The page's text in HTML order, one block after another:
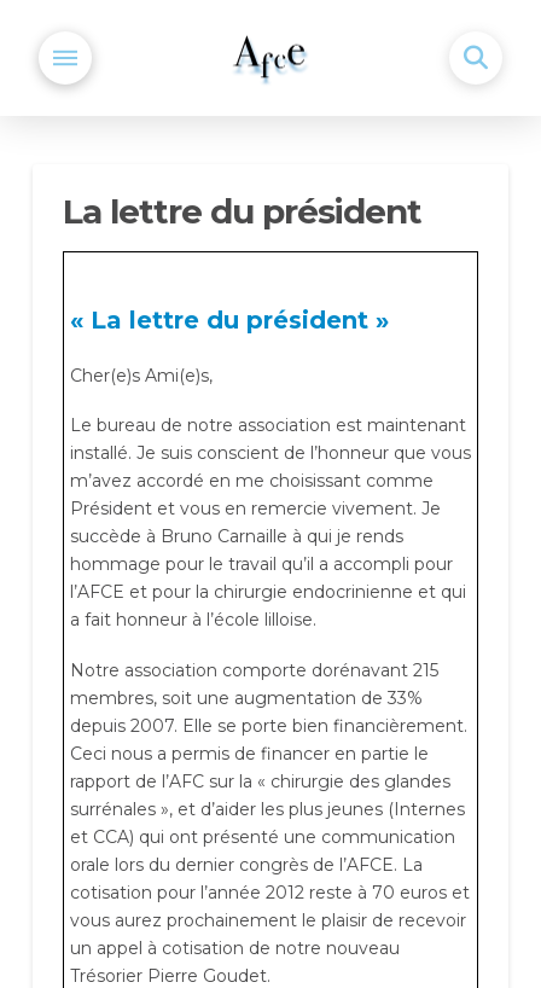
La lettre du président
« La lettre du président »
Cher(e)s Ami(e)s,
Le bureau de notre association est maintenant
installé. Je suis conscient de l’honneur que vous
m’avez accordé en me choisissant comme
Président et vous en remercie vivement. Je
succède à Bruno Carnaille à qui je rends
hommage pour le travail qu’il a accompli pour
l’AFCE et pour la chirurgie endocrinienne et qui
a fait honneur à l’école lilloise.
Notre association comporte dorénavant 215
membres, soit une augmentation de 33%
depuis 2007. Elle se porte bien financièrement.
Ceci nous a permis de financer en partie le
rapport de l’AFC sur la « chirurgie des glandes
surrénales », et d’aider les plus jeunes (Internes
et CCA) qui ont présenté une communication
orale lors du dernier congrès de l’AFCE. La
cotisation pour l’année 2012 reste à 70 euros et
vous aurez prochainement le plaisir de recevoir
un appel à cotisation de notre nouveau
Trésorier Pierre Goudet.